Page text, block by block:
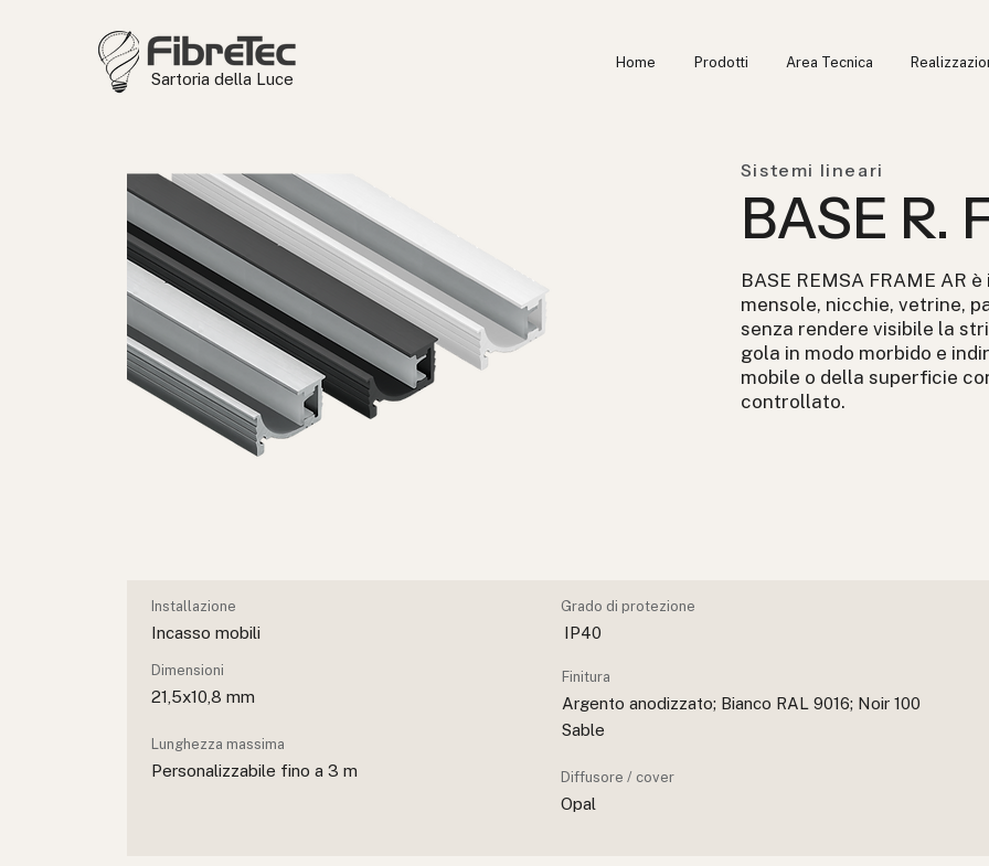
Sartoria della Luce
Home Prodotti Area Tecnica
Sistemi lineari
BASE R.
BASE REMSA FRAME AR
mensole, nicchie, vetrine,
senza rendere visibile la
gola in modo morbido e
mobile o della superficie
controllato.
Installazione
Incasso mobili
Dimensioni
21,5x10,8 mm
Lunghezza massima
Personalizzabile fino a 3 m
Grado di protezione
IP40
Finitura
Argento anodizzato; Bianco RAL 9016; Noir 100
Sable
Diffusore / cover
Opal